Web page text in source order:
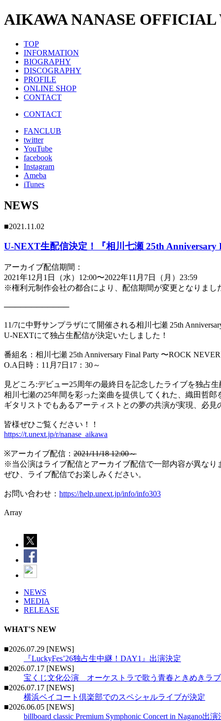
AIKAWA NANASE OFFICIAL
TOP
INFORMATION
BIOGRAPHY
DISCOGRAPHY
PROFILE
ONLINE SHOP
CONTACT
CONTACT
FANCLUB
twitter
YouTube
facebook
Instagram
Ameba
iTunes
NEWS
■2021.11.02
U-NEXT生配信決定！『相川七瀬 25th
アーカイブ配信期間：
2021年12月1日（水）12:00〜2022年11月7日（月）23:59
※権利元制作会社の都合により、配信期間が変更となりまし
────────────
11/7に中野サンプラザにて開催される相川七瀬 25th
U-NEXTにて独占生配信が決定いたしました！
番組名：相川七瀬 25th Anniversary Final Party 〜ROCK
O.A日時：11月7日17：30～
見どころ:デビュー25周年の最終日を記念したライブを独占生
相川七瀬の25年間を彩った楽曲を提供してくれた、織田哲郎
ギタリストでもあるアーティストとの夢の共演が実現、必見
皆様ぜひご覧ください！！
https://t.unext.jp/r/nanase_aikawa
※アーカイブ配信： 2021/11/18 12:00～
※当公演はライブ配信とアーカイブ配信で一部内容が異なり
ぜひ、ライブ配信でお楽しみください。
お問い合わせ： https://help.unext.jp/info/info303
Array
NEWS
MEDIA
RELEASE
WHAT'S NEW
■2026.07.29 [NEWS]
『LuckyFes’26独占生中継！DAY1』出演決定
■2026.07.17 [NEWS]
宝くじ文化公演 オーケストラで歌う青春ときめきラ
■2026.07.17 [NEWS]
横浜ベイコート倶楽部でのスペシャルライブが決定
■2026.06.05 [NEWS]
billboard classic Premium Symphonic Concert in Nagano出演